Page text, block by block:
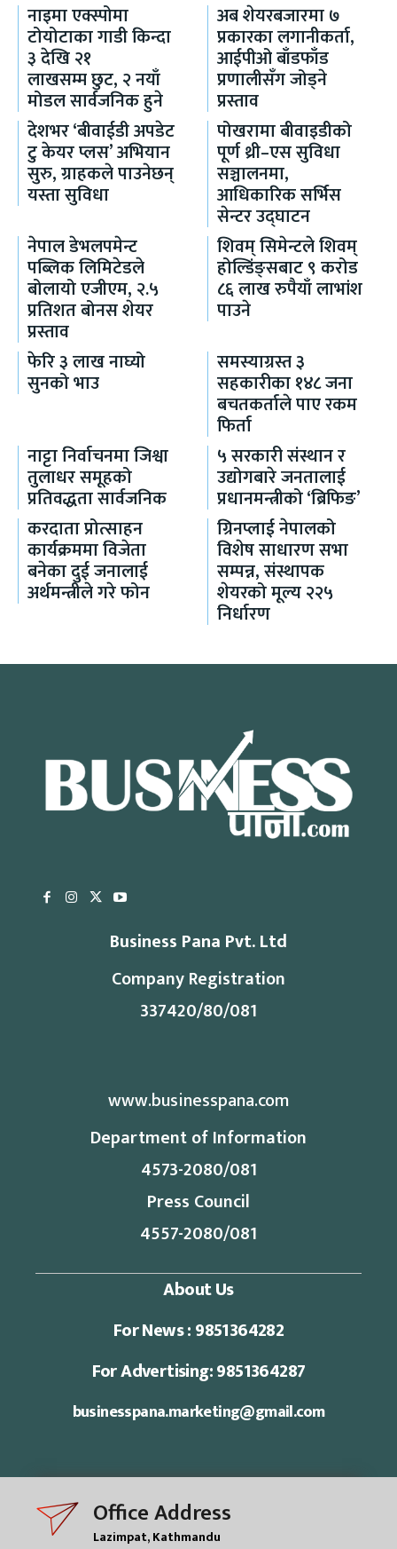
नाइमा एक्स्पोमा
टोयोटाका गाडी किन्दा
३ देखि २१
लाखसम्म छुट, २ नयाँ
मोडल सार्वजनिक हुने
अब शेयरबजारमा ७
प्रकारका लगानीकर्ता,
आईपीओ बाँडफाँड
प्रणालीसँग जोड्ने
प्रस्ताव
देशभर ‘बीवाईडी अपडेट
टु केयर प्लस’ अभियान
सुरु, ग्राहकले पाउनेछन्
यस्ता सुविधा
पोखरामा बीवाइडीको
पूर्ण थ्री–एस सुविधा
सञ्चालनमा,
आधिकारिक सर्भिस
सेन्टर उद्घाटन
नेपाल डेभलपमेन्ट
पब्लिक लिमिटेडले
बोलायो एजीएम, २.५
प्रतिशत बोनस शेयर
प्रस्ताव
शिवम् सिमेन्टले शिवम्
होल्डिंङ्सबाट ९ करोड
८६ लाख रुपैयाँ लाभांश
पाउने
फेरि ३ लाख नाघ्यो
सुनको भाउ
समस्याग्रस्त ३
सहकारीका १४८ जना
बचतकर्ताले पाए रकम
फिर्ता
नाट्टा निर्वाचनमा जिश्वा
तुलाधर समूहको
प्रतिवद्धता सार्वजनिक
५ सरकारी संस्थान र
उद्योगबारे जनतालाई
प्रधानमन्त्रीको ‘ब्रिफिङ’
करदाता प्रोत्साहन
कार्यक्रममा विजेता
बनेका दुई जनालाई
अर्थमन्त्रीले गरे फोन
ग्रिनप्लाई नेपालको
विशेष साधारण सभा
सम्पन्न, संस्थापक
शेयरको मूल्य २२५
निर्धारण
Business Pana Pvt. Ltd
Company Registration
337420/80/081
www.businesspana.com
Department of Information
4573-2080/081
Press Council
4557-2080/081
About Us
For News : 9851364282
For Advertising: 9851364287
businesspana.marketing@gmail.com
Office Address
Lazimpat, Kathmandu